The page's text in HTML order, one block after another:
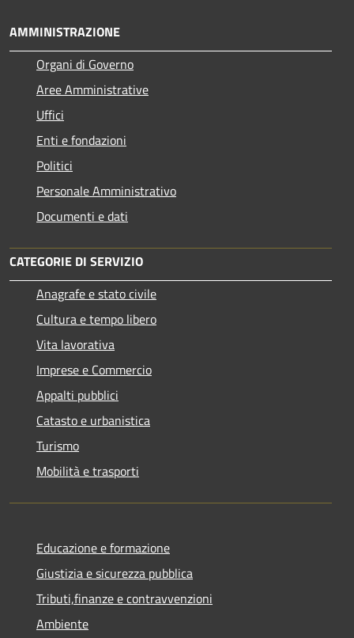
AMMINISTRAZIONE
Organi di Governo
Aree Amministrative
Uffici
Enti e fondazioni
Politici
Personale Amministrativo
Documenti e dati
CATEGORIE DI SERVIZIO
Anagrafe e stato civile
Cultura e tempo libero
Vita lavorativa
Imprese e Commercio
Appalti pubblici
Catasto e urbanistica
Turismo
Mobilità e trasporti
Educazione e formazione
Giustizia e sicurezza pubblica
Tributi,finanze e contravvenzioni
Ambiente